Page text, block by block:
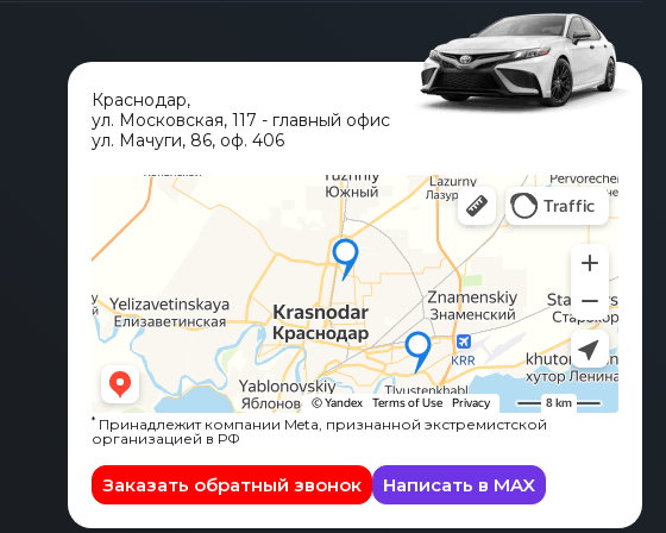
Краснодар,
ул. Московская, 117 - главный офис
ул. Мачуги, 86, оф. 406
*Принадлежит компании Meta, признанной экстремистской
организацией в РФ
Заказать обратный звонок Написать в MAX